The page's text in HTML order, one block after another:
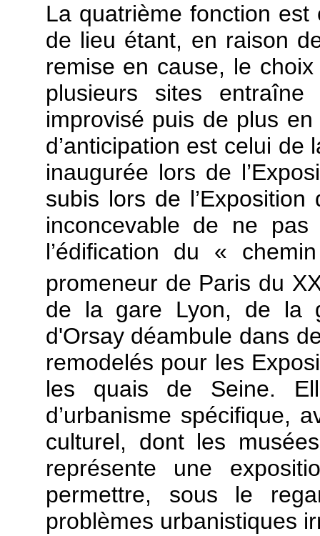
La quatrième fonction est
de lieu étant, en raison
remise en cause, le choix
plusieurs sites entraîne
improvisé puis de plus
d’anticipation est celui
inaugurée lors de
subis lors de
inconcevable de ne
l’édification du «
promeneur de Paris du
de la gare Lyon, de la
d'Orsay déambule dans
remodelés pour les
les quais de Seine.
d’urbanisme spécifique,
culturel, dont les
représente une
permettre, sous le
problèmes urbanistiques